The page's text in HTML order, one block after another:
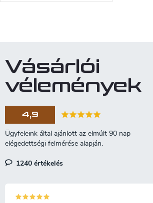
a
r
n
í
t
á
e
Vásárlói
vélemények
4,9
1240 értékelés